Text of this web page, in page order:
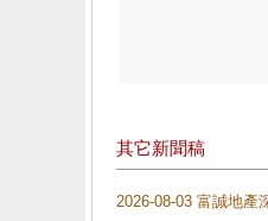
其它新聞稿
2026-08-03 富誠地